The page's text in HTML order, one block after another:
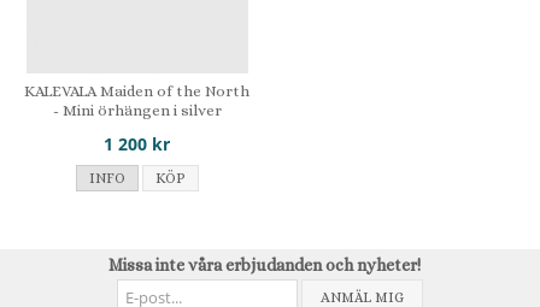
KALEVALA Maiden of the North
- Mini örhängen i silver
1 200 kr
INFO KÖP
Missa inte våra erbjudanden och nyheter!
ANMÄL MIG